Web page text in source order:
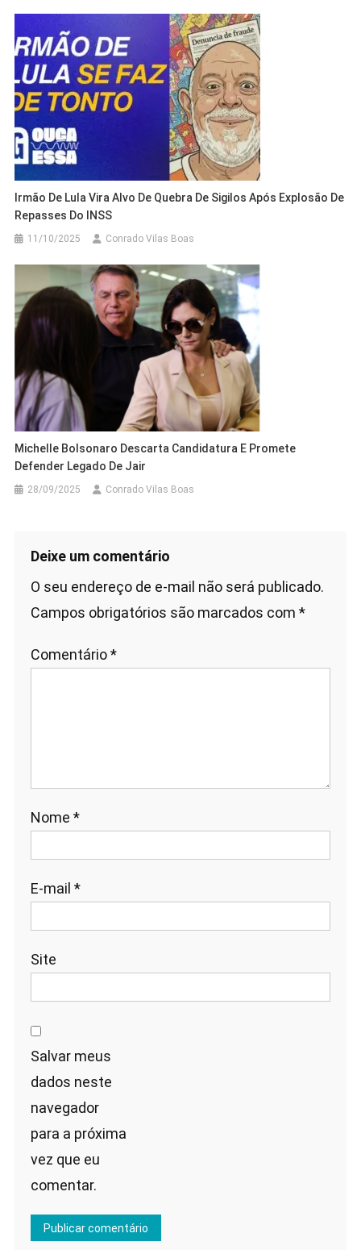
Irmão De Lula Vira Alvo De Quebra De Sigilos Após Explosão De
Repasses Do INSS
11/10/2025 Conrado Vilas Boas
Michelle Bolsonaro Descarta Candidatura E Promete
Defender Legado De Jair
28/09/2025 Conrado Vilas Boas
Deixe um comentário
O seu endereço de e-mail não será publicado.
Campos obrigatórios são marcados com *
Comentário*
Nome *
E-mail *
Site
Salvar meus
dados neste
navegador
para a próxima
vez que eu
comentar.